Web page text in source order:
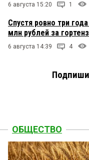
6 августа 15:20 1
Спустя ровно три
млн рублей за
6 августа 14:39 4
ОБЩЕСТВО